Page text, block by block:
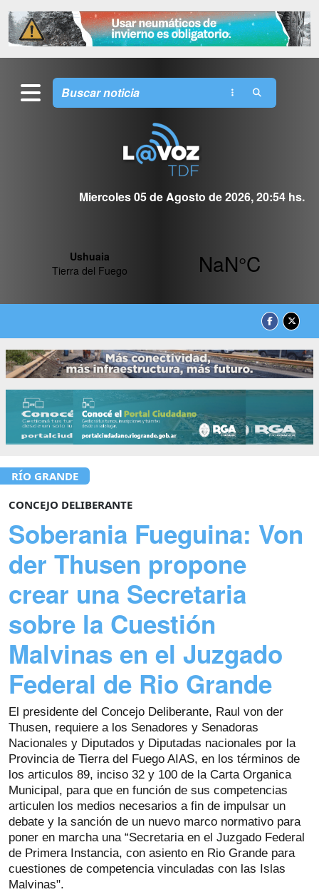
Miercoles 05 de Agosto de 2026, 20:54 hs.
RÍO GRANDE
CONCEJO DELIBERANTE
Soberania Fueguina: Von
der Thusen propone
crear una Secretaria
sobre la Cuestión
Malvinas en el Juzgado
Federal de Rio Grande
El presidente del Concejo Deliberante, Raul von der
Thusen, requiere a los Senadores y Senadoras
Nacionales y Diputados y Diputadas nacionales por la
Provincia de Tierra del Fuego AIAS, en los términos de
los articulos 89, inciso 32 y 100 de la Carta Organica
Municipal, para que en función de sus competencias
articulen los medios necesarios a fin de impulsar un
debate y la sanción de un nuevo marco normativo para
poner en marcha una “Secretaria en el Juzgado Federal
de Primera Instancia, con asiento en Rio Grande para
cuestiones de competencia vinculadas con las Islas
Malvinas".